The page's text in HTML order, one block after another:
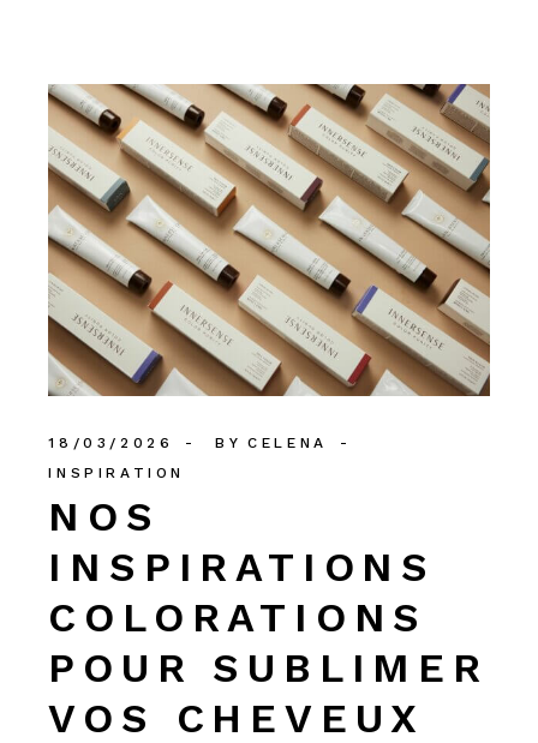
18/03/2026 BY CELENA
INSPIRATION
NOS
INSPIRATIONS
COLORATIONS
POUR SUBLIMER
VOS CHEVEUX